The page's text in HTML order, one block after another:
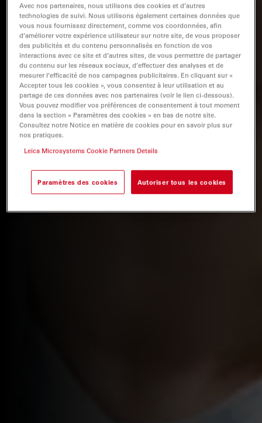
Avec nos partenaires, nous utilisons des cookies et d’autres
technologies de suivi. Nous utilisons également certaines données que
vous nous fournissez directement, comme vos coordonnées, afin
d’améliorer votre expérience utilisateur sur notre site, de vous proposer
des publicités et du contenu personnalisés en fonction de vos
interactions avec ce site et d’autres sites, de vous permettre de partager
du contenu sur les réseaux sociaux, d’effectuer des analyses et de
mesurer l’efficacité de nos campagnes publicitaires. En cliquant sur «
Accepter tous les cookies », vous consentez à leur utilisation et au
partage de ces données avec nos partenaires (voir le lien ci-dessous).
Vous pouvez modifier vos préférences de consentement à tout moment
dans la section « Paramètres des cookies » en bas de notre site.
Consultez notre Notice en matière de cookies pour en savoir plus sur
nos pratiques.
Leica Microsystems Cookie Partners Details
Paramètres des cookies Autoriser tous les cookies